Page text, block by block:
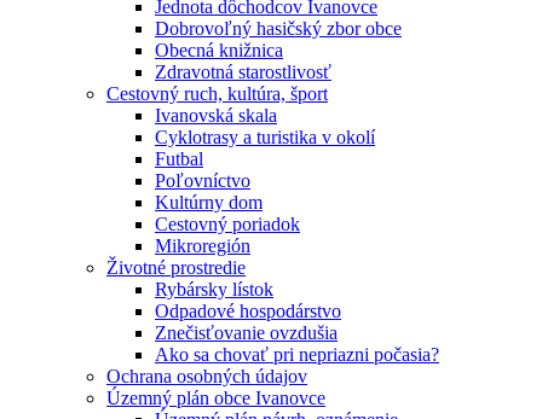
Jednota dôchodcov Ivanovce
Dobrovoľný hasičský zbor obce
Obecná knižnica
Zdravotná starostlivosť
Cestovný ruch, kultúra, šport
Ivanovská skala
Cyklotrasy a turistika v okolí
Futbal
Poľovníctvo
Kultúrny dom
Cestovný poriadok
Mikroregión
Životné prostredie
Rybársky lístok
Odpadové hospodárstvo
Znečisťovanie ovzdušia
Ako sa chovať pri nepriazni počasia?
Ochrana osobných údajov
Územný plán obce Ivanovce